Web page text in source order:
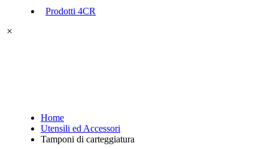
Prodotti 4CR
Home
Utensili ed Accessori
Tamponi di carteggiatura